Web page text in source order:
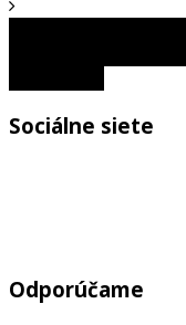
Sociálne siete
Odporúčame